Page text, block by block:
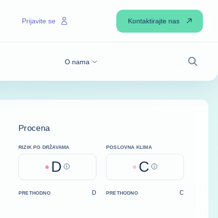
O nama
Prijavite se Kontaktirajte nas
Procena
RIZIK PO DRŽAVAMA
D Help
POSLOVNA KLIMA
C Help
PRETHODNO D PRETHODNO C